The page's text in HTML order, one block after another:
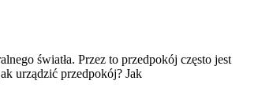
światła. Przez to przedpokój często jest
urządzić przedpokój? Jak